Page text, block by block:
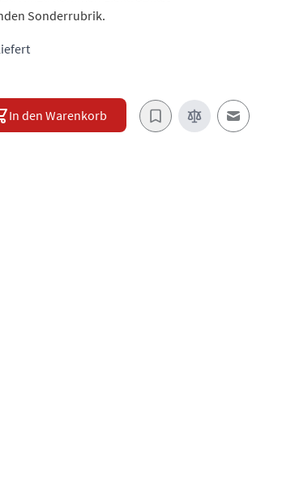
Sonderrubrik.
In den Warenkorb
E-Mail an